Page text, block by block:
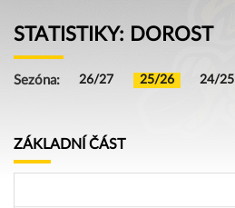
STATISTIKY: DOROST
Sezóna: 26/27 25/26 24/25
ZÁKLADNÍ ČÁST